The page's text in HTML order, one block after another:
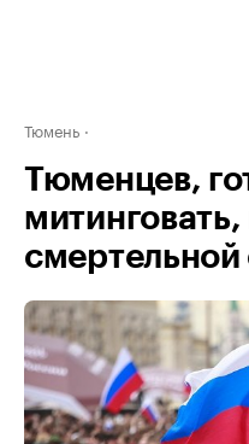
Тюмень
Тюменцев,
смертельной